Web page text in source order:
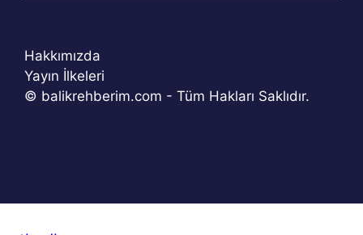
© balikrehberim.com - Tüm Hakları Saklıdır.
Hakkımızda
Yayın İlkeleri